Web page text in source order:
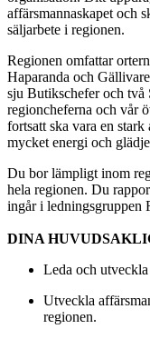
affärsmannaskapet och
säljarbete i regionen.
Regionen omfattar
Haparanda och
sju Butikschefer och två
regioncheferna och vår
fortsatt ska vara en
mycket energi och
Du bor lämpligt inom
hela regionen. Du
ingår i ledningsgruppen
DINA
Leda och
Utveckla
regionen.